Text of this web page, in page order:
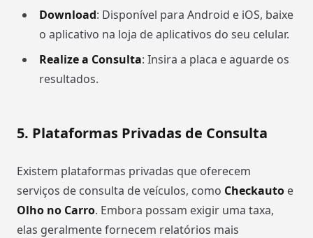
Download: Disponível para Android e iOS, baixe
o aplicativo na loja de aplicativos do seu celular.
Realize a Consulta: Insira a placa e aguarde os
resultados.
5. Plataformas Privadas de Consulta
Existem plataformas privadas que oferecem
serviços de consulta de veículos, como Checkauto e
Olho no Carro. Embora possam exigir uma taxa,
elas geralmente fornecem relatórios mais